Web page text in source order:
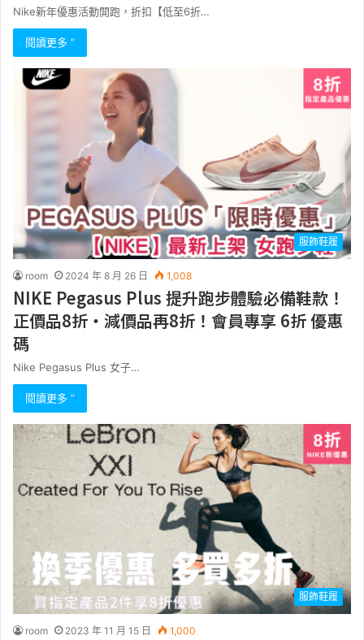
Nike新年優惠活動開跑，折扣【低至6折…
閱讀更多 ”
服飾鞋履
room 2024 年 8 月 26 日 1,008
NIKE Pegasus Plus 提升跑步體驗必備鞋款！
正價品8折・減價品再8折！會員專享 6折 優惠
碼
Nike Pegasus Plus 女子…
閱讀更多 ”
服飾鞋履
room 2023 年 11 月 15 日 1,000